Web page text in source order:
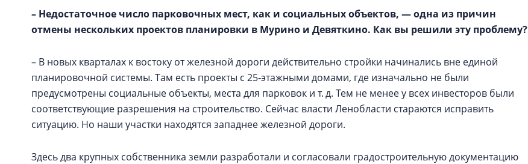
– Недостаточное число парковочных мест, как и социальных объектов, — одна из причин
отмены нескольких проектов планировки в Мурино и Девяткино. Как вы решили эту проблему?
– В новых кварталах к востоку от железной дороги действительно стройки начинались вне единой
планировочной системы. Там есть проекты с 25‑этажными домами, где изначально не были
предусмотрены социальные объекты, места для парковок и т. д. Тем не менее у всех инвесторов были
соответствующие разрешения на строительство. Сейчас власти Ленобласти стараются исправить
ситуацию. Но наши участки находятся западнее железной дороги.
Здесь два крупных собственника земли разработали и согласовали градостроительную документацию